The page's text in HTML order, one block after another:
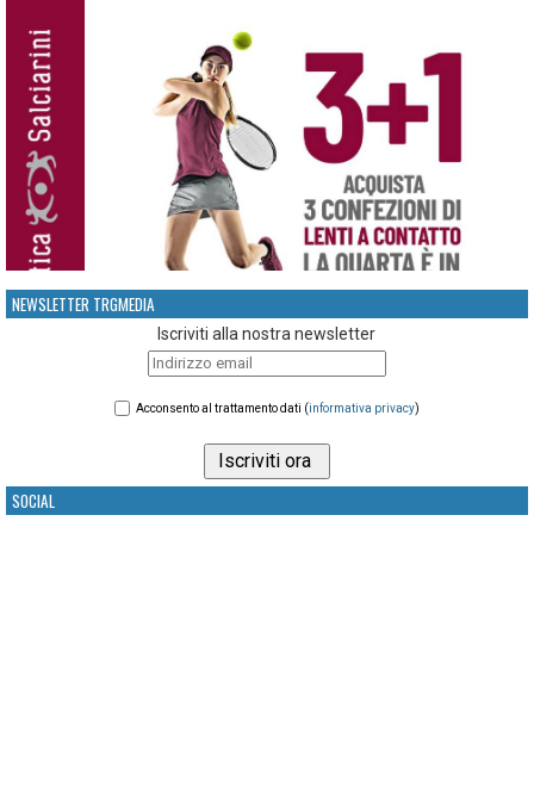
NEWSLETTER TRGMEDIA
Iscriviti alla nostra newsletter
Acconsento al trattamento dati (informativa privacy)
SOCIAL